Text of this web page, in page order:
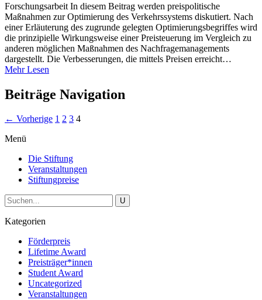
Forschungsarbeit In diesem Beitrag werden preispolitische
Maßnahmen zur Optimierung des Verkehrssystems diskutiert. Nach
einer Erläuterung des zugrunde gelegten Optimierungsbegriffes wird
die prinzipielle Wirkungsweise einer Preisteuerung im Vergleich zu
anderen möglichen Maßnahmen des Nachfragemanagements
dargestellt. Die Verbesserungen, die mittels Preisen erreicht…
Mehr Lesen
Beiträge Navigation
← Vorherige 1 2 3 4
Menü
Die Stiftung
Veranstaltungen
Stiftungpreise
Kategorien
Förderpreis
Lifetime Award
Preisträger*innen
Student Award
Uncategorized
Veranstaltungen